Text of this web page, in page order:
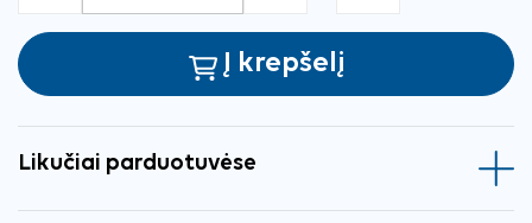
Į krepšelį
Likučiai parduotuvėse